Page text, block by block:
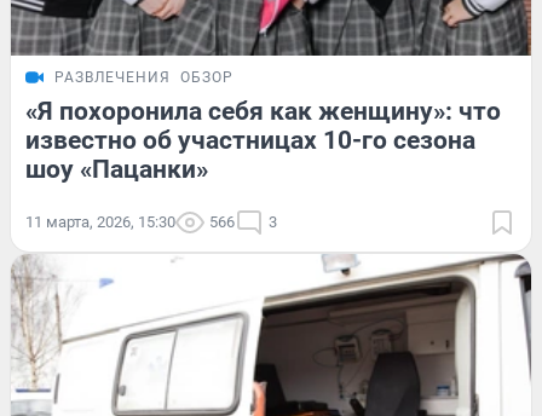
РАЗВЛЕЧЕНИЯ ОБЗОР
«Я похоронила себя как женщину»: что
известно об участницах 10-го сезона
шоу «Пацанки»
11 марта, 2026, 15:30 566 3